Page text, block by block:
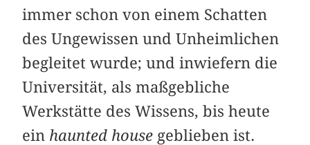
immer schon von einem Schatten
des Ungewissen und Unheimlichen
begleitet wurde; und inwiefern die
Universität, als maßgebliche
Werkstätte des Wissens, bis heute
ein haunted house geblieben ist.